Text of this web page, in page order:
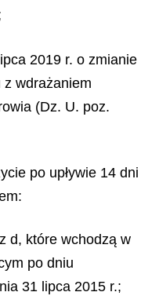
2019 r. o zmianie
wdrażaniem
(Dz. U. poz.
po upływie 14 dni
d, które wchodzą w
po dniu
31 lipca 2015 r.;